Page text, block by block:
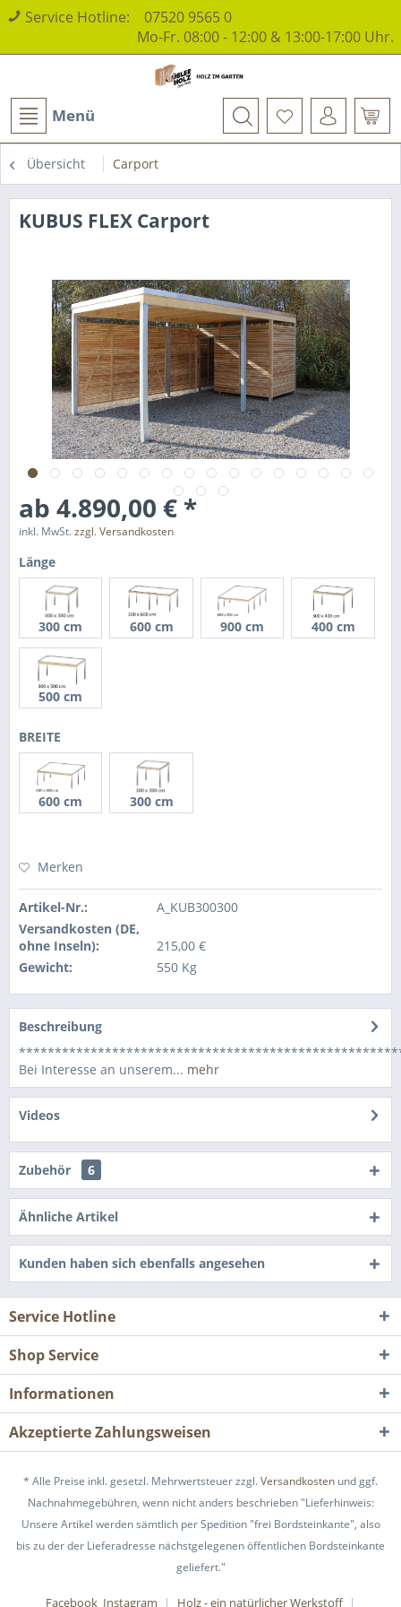
Service Hotline: 07520 9565 0
Mo-Fr. 08:00 - 12:00 & 13:00-17:00 Uhr.
Menü
Übersicht Carport
KUBUS FLEX Carport
ab 4.890,00 € *
inkl. MwSt.zzgl. Versandkosten
Länge
300 cm 600 cm 900 cm 400 cm
500 cm
BREITE
600 cm 300 cm
Merken
Artikel-Nr.:
A_KUB300300
Versandkosten (DE,
ohne Inseln):
215,00 €
Gewicht:
550 Kg
Beschreibung
Bei Interesse an unserem... mehr
Videos
Zubehör 6
Ähnliche Artikel
Kunden haben sich ebenfalls angesehen
Service Hotline
Shop Service
Informationen
Akzeptierte Zahlungsweisen
* Alle Preise inkl. gesetzl. Mehrwertsteuer zzgl.Versandkosten und ggf.
Nachnahmegebühren, wenn nicht anders beschrieben "Lieferhinweis:
Unsere Artikel werden sämtlich per Spedition "frei Bordsteinkante", also
bis zu der der Lieferadresse nächstgelegenen öffentlichen Bordsteinkante
geliefert."
Facebook_Instagram Holz - ein natürlicher Werkstoff